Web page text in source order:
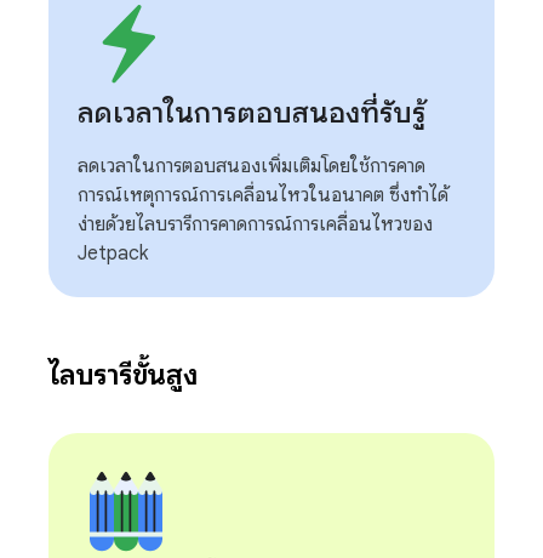
ลดเวลาในการตอบสนองที่รับรู้
ลดเวลาในการตอบสนองเพิ่มเติมโดยใช้การคาด
การณ์เหตุการณ์การเคลื่อนไหวในอนาคต ซึ่งทําได้
ง่ายด้วยไลบรารีการคาดการณ์การเคลื่อนไหวของ
Jetpack
ไลบรารีขั้นสูง